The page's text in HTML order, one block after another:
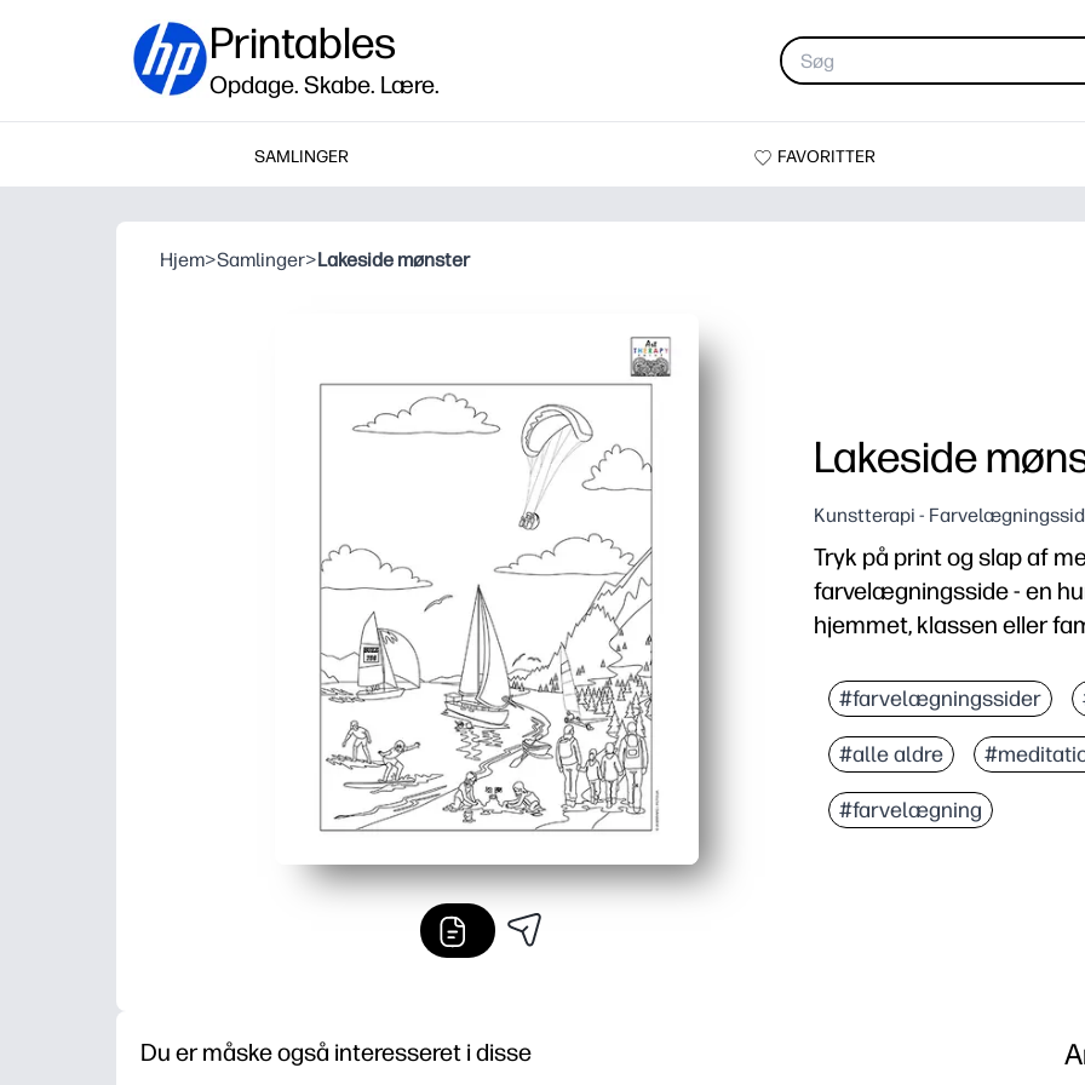
Printables
Opdage. Skabe. Lære.
SAMLINGER FAVORITTER
Hjem>Samlinger>Lakeside mønster
Lakeside
Kunstterapi -
Tryk på print og slap af
farvelægningsside - en
hjemmet, klassen eller
Print-and-go-
Engagerende for alle
Fremmer mindfulness
Alsidig brug - perfekt
#farvelægningssider
#alle aldre
#farvelægning
Du er måske også interesseret i disse